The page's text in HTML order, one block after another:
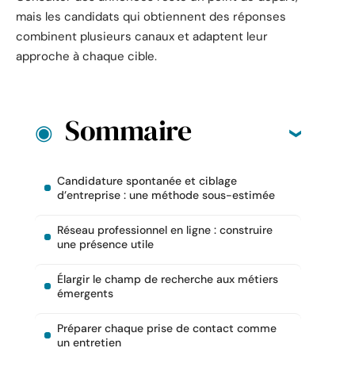
mais les candidats qui obtiennent des réponses
combinent plusieurs canaux et adaptent leur
approche à chaque cible.
Sommaire
Candidature spontanée et ciblage
d’entreprise : une méthode sous-estimée
Réseau professionnel en ligne : construire
une présence utile
Élargir le champ de recherche aux métiers
émergents
Préparer chaque prise de contact comme
un entretien